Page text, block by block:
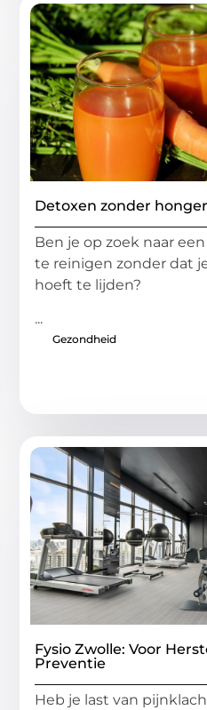
Detoxen zonder
Ben je op zoek naar
te reinigen zonder dat
hoeft te lijden?
...
Gezondheid
Fysio Zwolle: Voor
Preventie
Heb je last van